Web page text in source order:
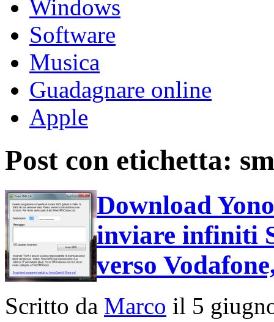
Windows
Software
Musica
Guadagnare online
Apple
Post con etichetta:
Download
inviare infiniti
verso
Scritto da Marco il 5